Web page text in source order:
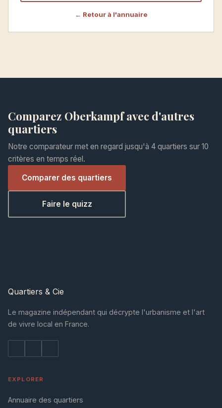
← Retour à l'annuaire
Comparez Oberkampf avec d'autres
quartiers
Notre comparateur met en regard jusqu'à 4 quartiers sur 10
critères en temps réel.
Comparer des quartiers
Faire le quizz
Quartiers & Cie
Le magazine indépendant qui décrypte l'urbanisme et l'art
de vivre local en France.
EXPLORER
Annuaire des quartiers